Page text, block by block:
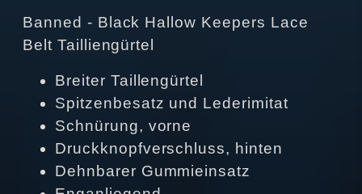
Banned - Black Hallow Keepers Lace
Belt Tailliengürtel
Breiter Taillengürtel
Spitzenbesatz und Lederimitat
Schnürung, vorne
Druckknopfverschluss, hinten
Dehnbarer Gummieinsatz